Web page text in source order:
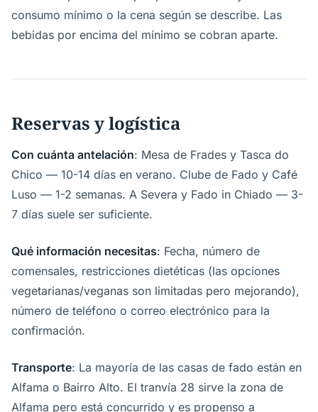
consumo mínimo o la cena según se describe. Las
bebidas por encima del mínimo se cobran aparte.
Reservas y logística
Con cuánta antelación: Mesa de Frades y Tasca do
Chico — 10-14 días en verano. Clube de Fado y Café
Luso — 1-2 semanas. A Severa y Fado in Chiado — 3-
7 días suele ser suficiente.
Qué información necesitas: Fecha, número de
comensales, restricciones dietéticas (las opciones
vegetarianas/veganas son limitadas pero mejorando),
número de teléfono o correo electrónico para la
confirmación.
Transporte: La mayoría de las casas de fado están en
Alfama o Bairro Alto. El tranvía 28 sirve la zona de
Alfama pero está concurrido y es propenso a